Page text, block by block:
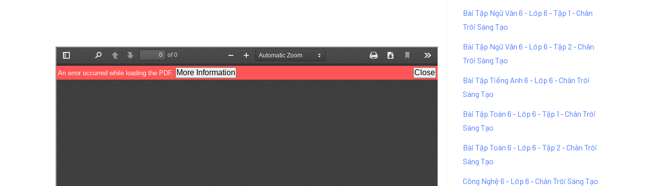
Bài Tập Ngữ Văn 6 - Lớp 6 - Tập 1 - Chân
Trời Sáng Tạo
Bài Tập Ngữ Văn 6 - Lớp 6 - Tập 2 - Chân
Trời Sáng Tạo
Bài Tập Tiếng Anh 6 - Lớp 6 - Chân Trời
Sáng Tạo
Bài Tập Toán 6 - Lớp 6 - Tập 1 - Chân Trời
Sáng Tạo
Bài Tập Toán 6 - Lớp 6 - Tập 2 - Chân Trời
Sáng Tạo
Công Nghệ 6 - Lớp 6 - Chân Trời Sáng Tạo